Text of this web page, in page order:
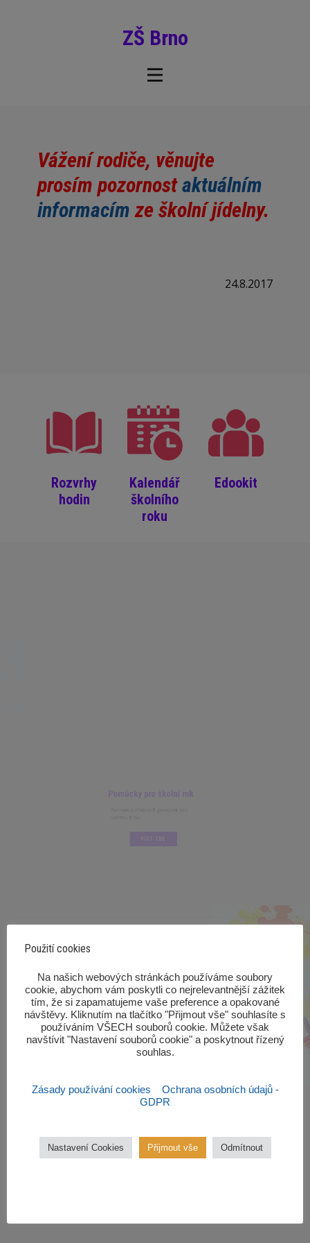
ZŠ Brno
Vážení rodiče, věnujte
prosím pozornostaktuálním
informacím ze školní jídelny.
24.8.2017
Rozvrhy
hodin
Kalendář
školního
roku
Edookit
Použití cookies
‎Na našich webových stránkách používáme soubory
cookie, abychom vám poskytli co nejrelevantnější zážitek
tím, že si zapamatujeme vaše preference a opakované
návštěvy. Kliknutím na tlačítko "Přijmout vše" souhlasíte s
používáním VŠECH souborů cookie. Můžete však
navštívit "Nastavení souborů cookie" a poskytnout řízený
souhlas.‎
Zásady používání cookies
Ochrana osobních údajů -
GDPR
Nastavení Cookies Přijmout vše Odmítnout